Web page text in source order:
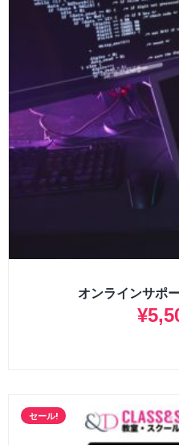
オンラインサポ
¥
セール!